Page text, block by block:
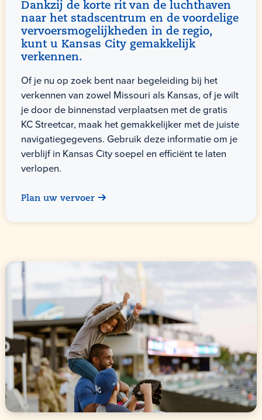
Dankzij de korte rit van de luchthaven
naar het stadscentrum en de voordelige
vervoersmogelijkheden in de regio,
kunt u Kansas City gemakkelijk
verkennen.
Of je nu op zoek bent naar begeleiding bij het
verkennen van zowel Missouri als Kansas, of je wilt
je door de binnenstad verplaatsen met de gratis
KC Streetcar, maak het gemakkelijker met de juiste
navigatiegegevens. Gebruik deze informatie om je
verblijf in Kansas City soepel en efficiënt te laten
verlopen.
Plan uw vervoer